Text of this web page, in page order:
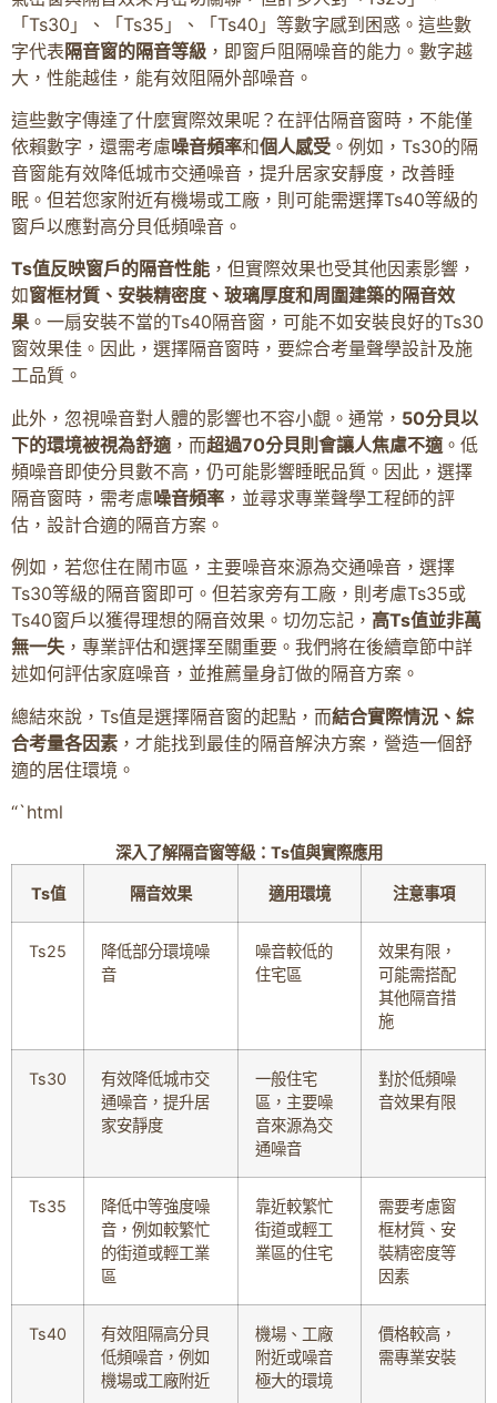
「Ts30」、「Ts35」、「Ts40」等數字感到困惑。這些數
字代表隔音窗的隔音等級 ，即窗戶阻隔噪音的能力。數字越
大，性能越佳，能有效阻隔外部噪音。
這些數字傳達了什麼實際效果呢？在評估隔音窗時，不能僅
依賴數字，還需考慮噪音頻率和個人感受 。例如，Ts30的隔
音窗能有效降低城市交通噪音，提升居家安靜度，改善睡
眠。但若您家附近有機場或工廠，則可能需選擇Ts40等級的
窗戶以應對高分貝低頻噪音。
Ts值反映窗戶的隔音性能 ，但實際效果也受其他因素影響，
如窗框材質、安裝精密度、玻璃厚度和周圍建築的隔音效
果 。一扇安裝不當的Ts40隔音窗，可能不如安裝良好的Ts30
窗效果佳。因此，選擇隔音窗時，要綜合考量聲學設計及施
工品質。
此外，忽視噪音對人體的影響也不容小覷。通常， 50分貝以
下的環境被視為舒適 ，而超過70分貝則會讓人焦慮不適 。低
頻噪音即使分貝數不高，仍可能影響睡眠品質。因此，選擇
隔音窗時，需考慮噪音頻率 ，並尋求專業聲學工程師的評
估，設計合適的隔音方案。
例如，若您住在鬧市區，主要噪音來源為交通噪音，選擇
Ts30等級的隔音窗即可。但若家旁有工廠，則考慮Ts35或
Ts40窗戶以獲得理想的隔音效果。切勿忘記， 高Ts值並非萬
無一失 ，專業評估和選擇至關重要。我們將在後續章節中詳
述如何評估家庭噪音，並推薦量身訂做的隔音方案。
總結來說，Ts值是選擇隔音窗的起點，而結合實際情況、綜
合考量各因素 ，才能找到最佳的隔音解決方案，營造一個舒
適的居住環境。
“`html
深入了解隔音窗等級：Ts值與實際應用
Ts值 隔音效果 適用環境 注意事項
Ts25
降低部分環境噪
音
噪音較低的
住宅區
效果有限，
可能需搭配
其他隔音措
施
Ts30
有效降低城市交
通噪音，提升居
家安靜度
一般住宅
區，主要噪
音來源為交
通噪音
對於低頻噪
音效果有限
Ts35
降低中等強度噪
音，例如較繁忙
的街道或輕工業
區
靠近較繁忙
街道或輕工
業區的住宅
需要考慮窗
框材質、安
裝精密度等
因素
Ts40
有效阻隔高分貝
低頻噪音，例如
機場或工廠附近
機場、工廠
附近或噪音
極大的環境
價格較高，
需專業安裝